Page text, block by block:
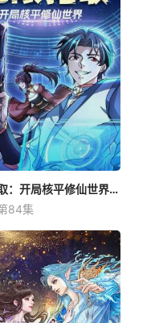
无限抽取：开局核平修仙世界动态漫
84集